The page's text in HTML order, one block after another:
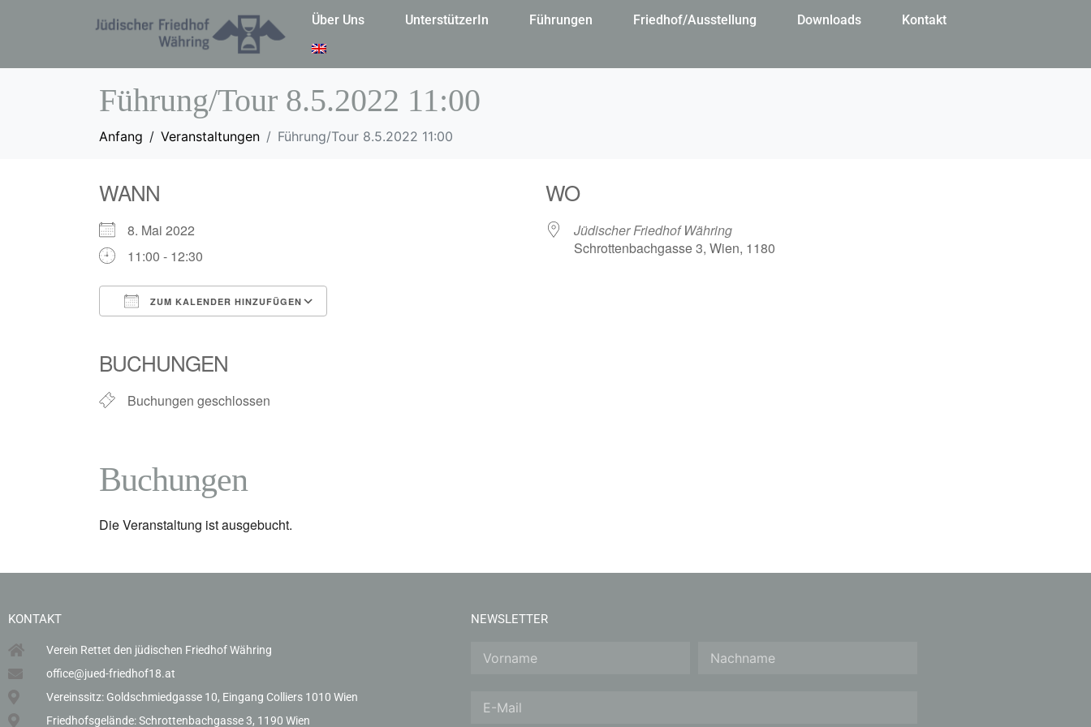
Über Uns UnterstützerIn Führungen Friedhof/Ausstellung Downloads Kontakt
Führung/Tour 8.5.2022 11:00
Anfang Veranstaltungen Führung/Tour 8.5.2022 11:00
WANN
8. Mai 2022
11:00 - 12:30
ZUM KALENDER HINZUFÜGEN
BUCHUNGEN
Buchungen geschlossen
WO
Jüdischer Friedhof Währing
Schrottenbachgasse 3, Wien, 1180
Buchungen
Die Veranstaltung ist ausgebucht.
KONTAKT
Verein Rettet den jüdischen Friedhof Währing
office@jued-friedhof18.at
Vereinssitz: Goldschmiedgasse 10, Eingang Colliers 1010 Wien
Friedhofsgelände: Schrottenbachgasse 3, 1190 Wien
NEWSLETTER